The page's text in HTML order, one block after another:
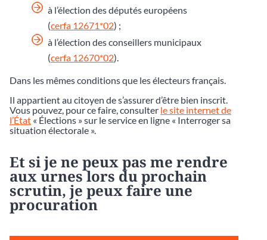
à l’élection des députés européens
(cerfa 12671*02) ;
à l’élection des conseillers municipaux
(cerfa 12670*02).
Dans les mêmes conditions que les électeurs français.
Il appartient au citoyen de s’assurer d’être bien inscrit.
Vous pouvez, pour ce faire, consulter le site internet de
l’État « Élections » sur le service en ligne « Interroger sa
situation électorale ».
Et si je ne peux pas me rendre
aux urnes lors du prochain
scrutin, je peux faire une
procuration